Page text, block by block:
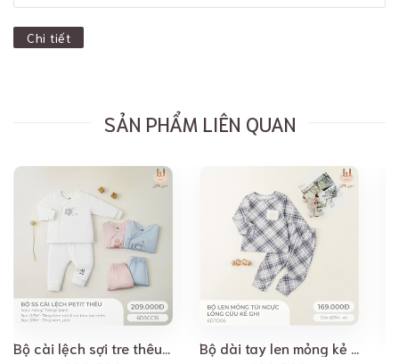
Chi tiết
SẢN PHẨM LIÊN QUAN
Bộ cài lệch sợi tre thêu Lil Little Love [ Siêu Mềm,...
Bộ dài tay len mỏng kẻ ghi dành cho bé Lil Little Love...